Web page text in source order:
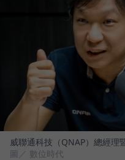
威聯通科技（QNAP）總經理
圖／ 數位時代